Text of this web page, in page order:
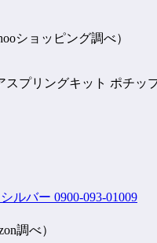
ショッピング調べ）
ポチッ
ルバー 0900-093-01009
調べ）